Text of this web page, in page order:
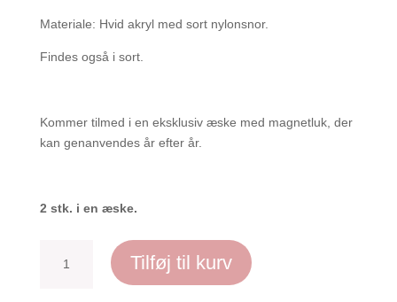
Materiale: Hvid akryl med sort nylonsnor.
Findes også i sort.
Kommer tilmed i en eksklusiv æske med magnetluk, der
kan genanvendes år efter år.
2 stk. i en æske.
Tilføj til kurv